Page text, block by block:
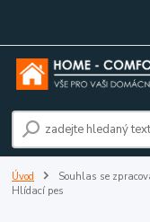
Úvod
Souhlas se
Hlídací pes